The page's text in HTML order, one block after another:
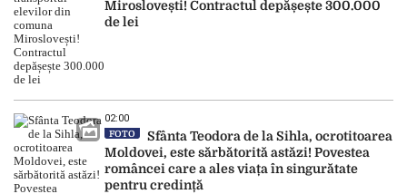
Miroslovești! Contractul depășește 300.000
de lei
02:00
FOTO
Sfânta Teodora de la Sihla, ocrotitoarea
Moldovei, este sărbătorită astăzi! Povestea
româncei care a ales viața în singurătate
pentru credință